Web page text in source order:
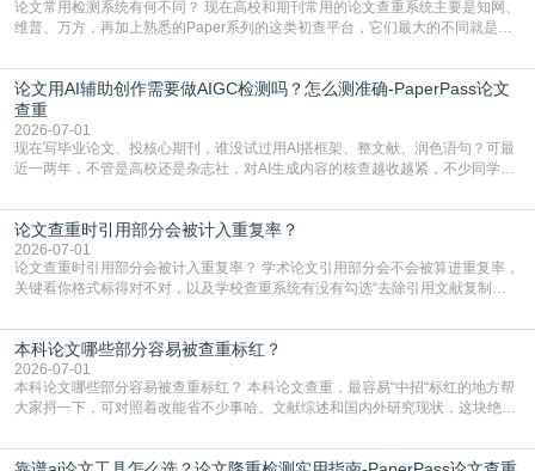
论文常用检测系统有何不同？ 现在高校和期刊常用的论文查重系统主要是知网、
维普、万方，再加上熟悉的Paper系列的这类初查平台，它们最大的不同就是数
查数值误导。知网（CNKI）是学校定稿检测的绝对主流。本科用PMLC，含大学
生联合比对库，能比历届学长论文，硕博用VIP/TMLC，含学术论文联合比对
库，期刊投稿用AMLMC/SML
论文用AI辅助创作需要做AIGC检测吗？怎么测准确-PaperPass论文
查重
2026-07-01
现在写毕业论文、投核心期刊，谁没试过用AI搭框架、整文献、润色语句？可最
近一两年，不管是高校还是杂志社，对AI生成内容的核查越收越紧，不少同学投
真的太亏。提前做AIGC检测，已经成了很多过来人交稿前必做的一步。为什么
AIGC检测成了论文答辩投稿前的必备项？可能还有不少人觉得，我就用AI搭了个
框架，内容都是自己写的，至于做AIG
论文查重时引用部分会被计入重复率？
2026-07-01
论文查重时引用部分会被计入重复率？ 学术论文引用部分会不会被算进重复率，
关键看你格式标得对不对，以及学校查重系统有没有勾选“去除引用文献复制
独占一行，每条文献用[1][2]方括号编号、与正文一一对应，著录项符合GB/T
7714（作者、题名、刊名、年、卷期、页码齐全，标点用半角）；查重系统识别
成功后通常把这段标为引用，
本科论文哪些部分容易被查重标红？
2026-07-01
本科论文哪些部分容易被查重标红？ 本科论文查重，最容易“中招“标红的地方帮
大家捋一下，可对照着改能省不少事哈。文献综述和国内外研究现状，这块绝对
乎一模一样的话，你要是直接复制百度百科、教材或别人写好的综述段落，系统